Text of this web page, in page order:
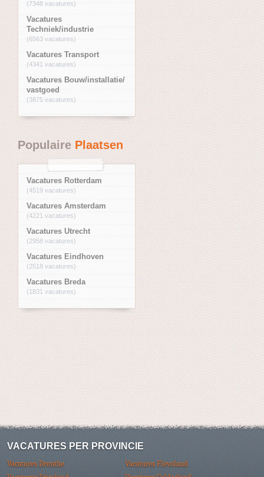
(7348 vacatures)
Vacatures
Techniek/industrie
(6563 vacatures)
Vacatures Transport
(4341 vacatures)
Vacatures Bouw/installatie/
vastgoed
(3875 vacatures)
PopulairePlaatsen
Vacatures Rotterdam
(4519 vacatures)
Vacatures Amsterdam
(4221 vacatures)
Vacatures Utrecht
(2958 vacatures)
Vacatures Eindhoven
(2518 vacatures)
Vacatures Breda
(1831 vacatures)
VACATURES PER PROVINCIE
Vacatures Drenthe
Vacatures Flevoland